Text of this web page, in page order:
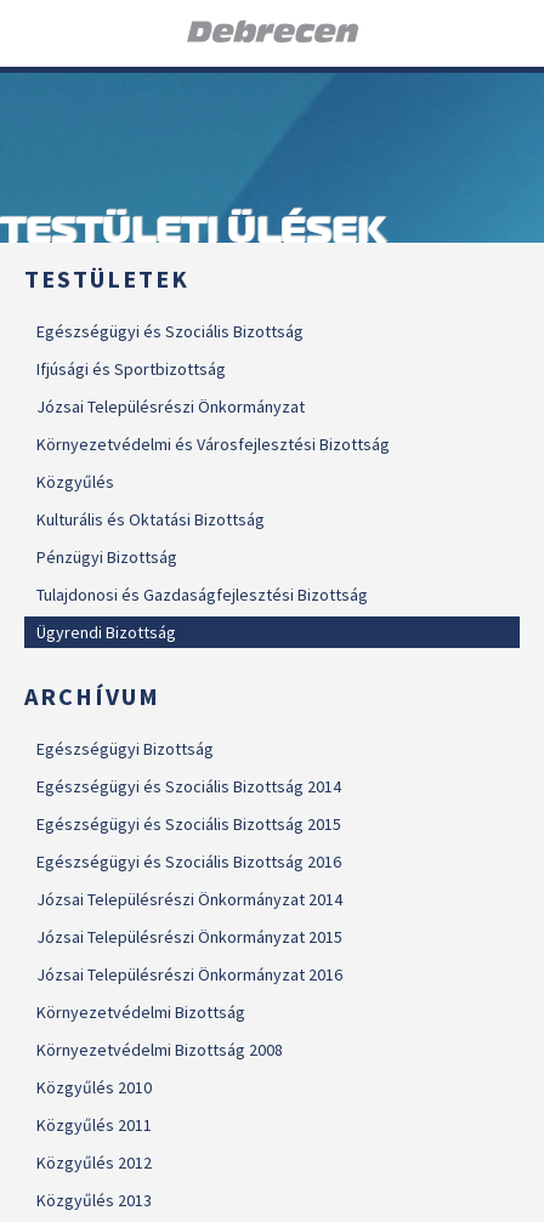
TESTÜLETI ÜLÉSEK
TESTÜLETEK
Egészségügyi és Szociális Bizottság
Ifjúsági és Sportbizottság
Józsai Településrészi Önkormányzat
Környezetvédelmi és Városfejlesztési Bizottság
Közgyűlés
Kulturális és Oktatási Bizottság
Pénzügyi Bizottság
Tulajdonosi és Gazdaságfejlesztési Bizottság
Ügyrendi Bizottság
ARCHÍVUM
Egészségügyi Bizottság
Egészségügyi és Szociális Bizottság 2014
Egészségügyi és Szociális Bizottság 2015
Egészségügyi és Szociális Bizottság 2016
Józsai Településrészi Önkormányzat 2014
Józsai Településrészi Önkormányzat 2015
Józsai Településrészi Önkormányzat 2016
Környezetvédelmi Bizottság
Környezetvédelmi Bizottság 2008
Közgyűlés 2010
Közgyűlés 2011
Közgyűlés 2012
Közgyűlés 2013